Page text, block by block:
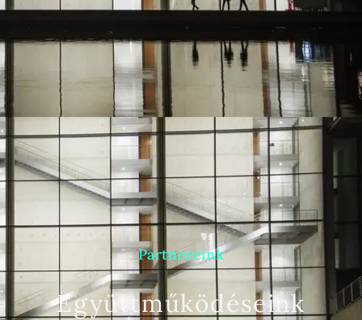
Együttműködéseink
Partnereink